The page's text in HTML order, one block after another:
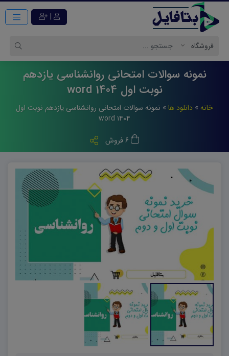
|
نمونه سوالات امتحانی روانشناسی یازدهم
نوبت اول 1404 word
خانه » دانلود ها » نمونه سوالات امتحانی روانشناسی یازدهم نوبت اول
۱۴۰۴ word